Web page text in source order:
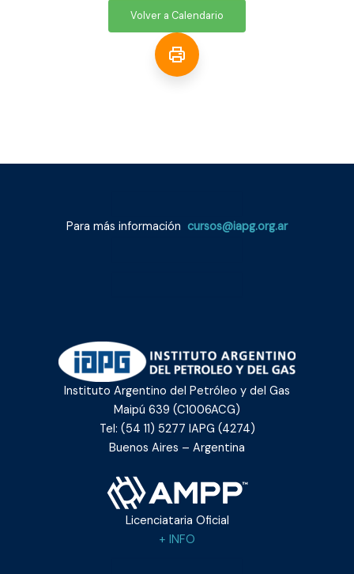
Volver a Calendario
Para más información cursos@iapg.org.ar
Instituto Argentino del Petróleo y del Gas
Maipú 639 (C1006ACG)
Tel: (54 11) 5277 IAPG (4274)
Buenos Aires – Argentina
Licenciataria Oficial
+ INFO